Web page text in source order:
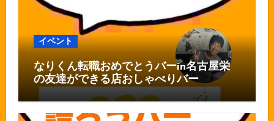
イベント
なりくん転職おめでとうバーin名古屋栄
の友達ができる店おしゃべりバー